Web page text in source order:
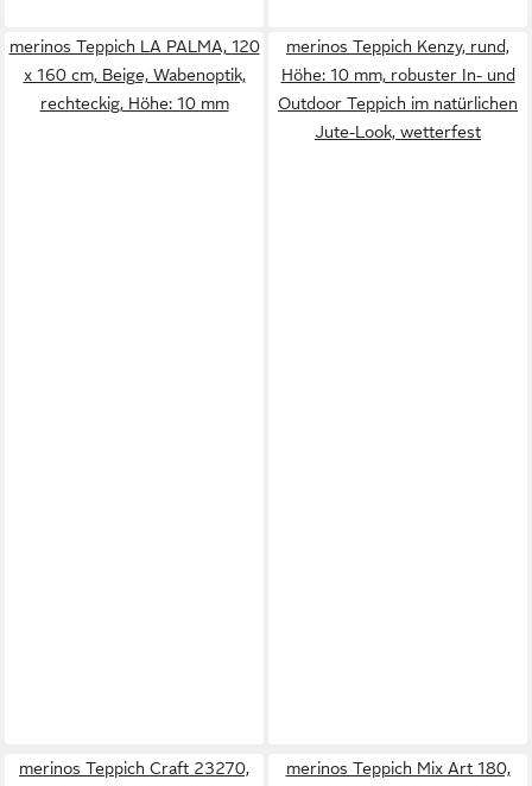
merinos Teppich LA PALMA, 120
x 160 cm, Beige, Wabenoptik,
rechteckig, Höhe: 10 mm
merinos Teppich Kenzy, rund,
Höhe: 10 mm, robuster In- und
Outdoor Teppich im natürlichen
Jute-Look, wetterfest
merinos Teppich Craft 23270,
merinos Teppich Mix Art 180,